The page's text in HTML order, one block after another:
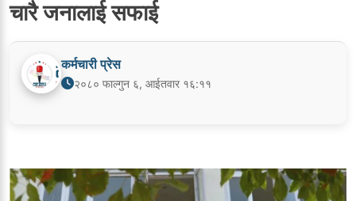
चारै जनालाई सफाई
कर्मचारी प्रेस
२०८० फाल्गुन ६, आईतवार १६:११